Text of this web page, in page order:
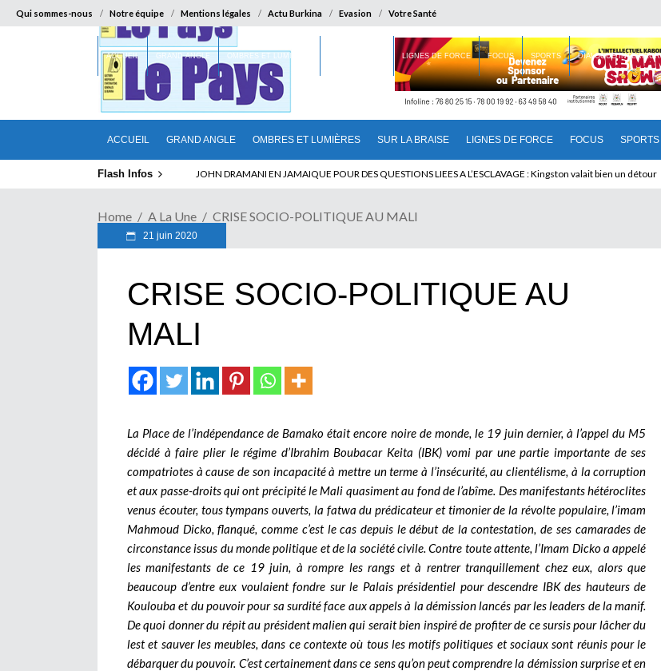
Qui sommes-nous Notre équipe Mentions légales Actu Burkina Evasion Votre Santé
ACCUEIL GRAND ANGLE OMBRES ET LUMIÈRES SUR LA BRAISE LIGNES DE FORCE FOCUS SPORTS
ACCUEIL GRAND ANGLE OMBRES ET LUMIÈRES LIGNES DE FORCE FOCUS SPORTS DIALOGUE INTERIEUR
Flash Infos ELECTION DE TALON A LA TETE DU SENAT BENINOIS : Quand Patrice quitte le pouvoir sans partir !
Home A La Une CRISE SOCIO-POLITIQUE AU MALI
21 juin 2020
CRISE SOCIO-POLITIQUE AU
MALI
La Place de l’indépendance de Bamako était encore noire de monde, le 19 juin dernier, à l’appel du M5
décidé à faire plier le régime d’Ibrahim Boubacar Keita (IBK) vomi par une partie importante de ses
compatriotes à cause de son incapacité à mettre un terme à l’insécurité, au clientélisme, à la corruption
et aux passe-droits qui ont précipité le Mali quasiment au fond de l’abîme. Des manifestants hétéroclites
venus écouter, tous tympans ouverts, la fatwa du prédicateur et timonier de la révolte populaire, l’imam
Mahmoud Dicko, flanqué, comme c’est le cas depuis le début de la contestation, de ses camarades de
circonstance issus du monde politique et de la société civile. Contre toute attente, l’Imam Dicko a appelé
les manifestants de ce 19 juin, à rompre les rangs et à rentrer tranquillement chez eux, alors que
beaucoup d’entre eux voulaient fondre sur le Palais présidentiel pour descendre IBK des hauteurs de
Koulouba et du pouvoir pour sa surdité face aux appels à la démission lancés par les leaders de la manif.
De quoi donner du répit au président malien qui serait bien inspiré de profiter de ce sursis pour lâcher du
lest et sauver les meubles, dans ce contexte où tous les motifs politiques et sociaux sont réunis pour le
débarquer du pouvoir. C’est certainement dans ce sens qu’on peut comprendre la démission surprise et en